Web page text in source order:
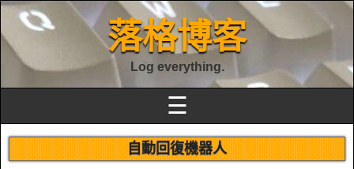
落格博客
Log everything.
☰
自動回復機器人